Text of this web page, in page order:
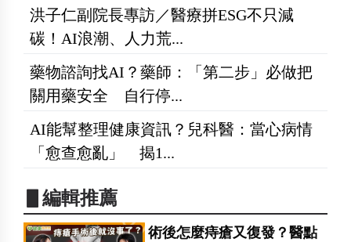
洪子仁副院長專訪／醫療拼ESG不只減
碳！AI浪潮、人力荒...
藥物諮詢找AI？藥師：「第二步」必做把
關用藥安全 自行停...
AI能幫整理健康資訊？兒科醫：當心病情
「愈查愈亂」 揭1...
▋編輯推薦
術後怎麼痔瘡又復發？醫點